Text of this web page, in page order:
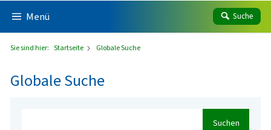
Menü Suche
Sie sind hier: Startseite Globale Suche
Globale Suche
Suchen